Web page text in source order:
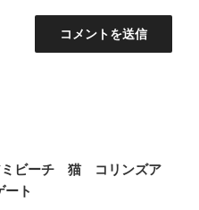
ミビーチ 猫 コリンズア
ート